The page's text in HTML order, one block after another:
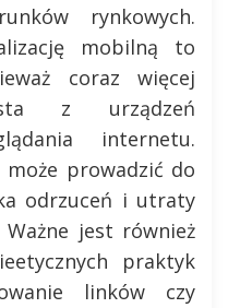
rynkowych.
mobilną to
coraz więcej
z urządzeń
internetu.
prowadzić do
odrzuceń i utraty
jest również
praktyk
linków czy